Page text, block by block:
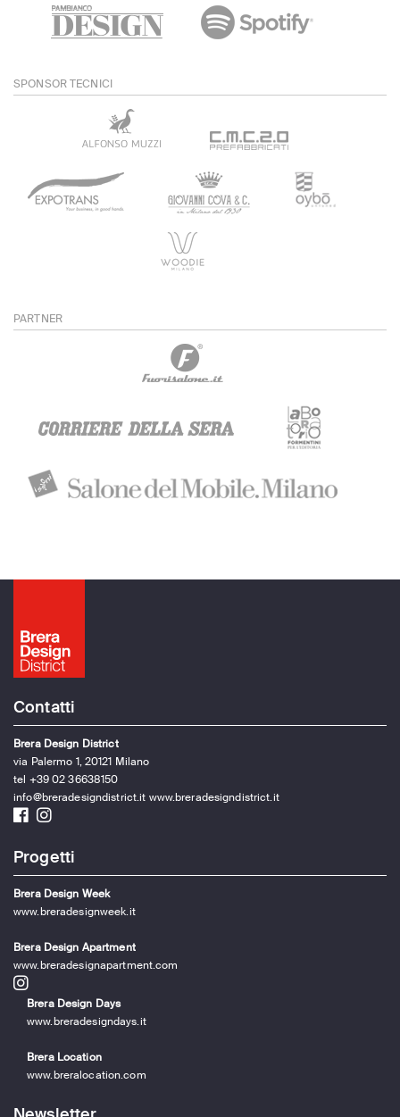
SPONSOR TECNICI
PARTNER
Contatti
Brera Design District
via Palermo 1, 20121 Milano
tel +39 02 36638150
info@breradesigndistrict.it www.breradesigndistrict.it
Progetti
Brera Design Week
www.breradesignweek.it
Brera Design Apartment
www.breradesignapartment.com
Brera Design Days
www.breradesigndays.it
Brera Location
www.breralocation.com